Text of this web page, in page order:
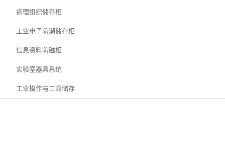
病理组织储存柜
工业电子防潮储存柜
信息资料防磁柜
实验室器具系统
工业操作与工具储存